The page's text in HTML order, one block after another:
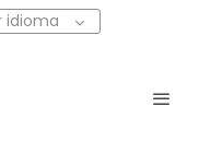
idioma